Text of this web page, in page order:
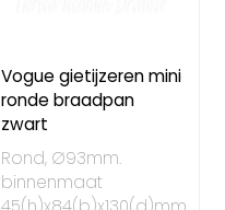
Vogue gietijzeren mini
ronde braadpan
zwart
Rond, Ø93mm.
binnenmaat